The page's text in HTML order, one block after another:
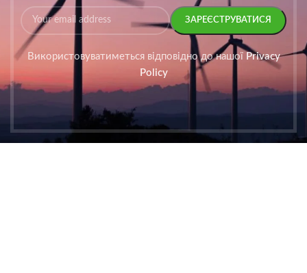
Використовуватиметься відповідно до нашої Privacy
Policy